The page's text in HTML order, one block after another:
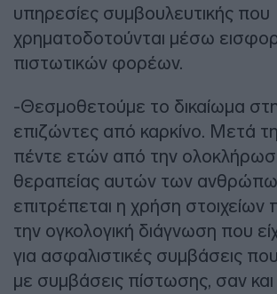
υπηρεσίες συμβουλευτικής που
χρηματοδοτούνται μέσω
πιστωτικών φορέων.
-Θεσμοθετούμε το δικαίωμα
επιζώντες από καρκίνο. Μετά
πέντε ετών από την
θεραπείας αυτών των
επιτρέπεται η χρήση
την ογκολογική διάγνωση που
για ασφαλιστικές συμβάσεις
με συμβάσεις πίστωσης, σαν